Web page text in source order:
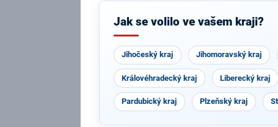
Jak se volilo ve vašem kraji?
Jihočeský kraj Jihomoravský kraj
Královéhradecký kraj Liberecký kraj
Pardubický kraj Plzeňský kraj